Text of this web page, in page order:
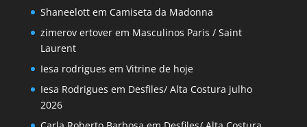
Shaneelottem Camiseta da Madonna
zimerov ertoverem Masculinos Paris / Saint
Laurent
Iesa rodrigues em Vitrine de hoje
Iesa Rodrigues em Desfiles/ Alta Costura julho
2026